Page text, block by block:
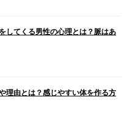
してくる男性の心理とは？脈はあ
理由とは？感じやすい体を作る方